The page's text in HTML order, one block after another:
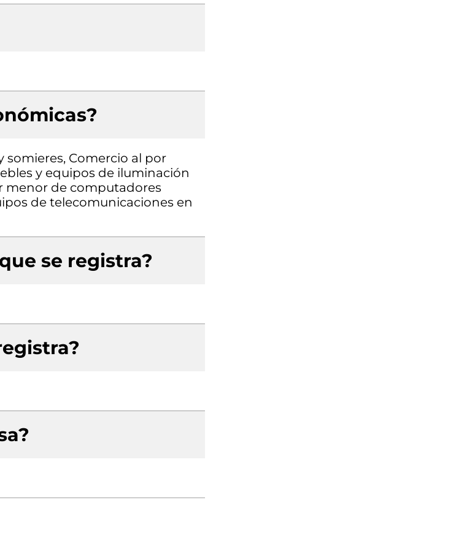
somieres, Comercio al por
y equipos de iluminación
menor de computadores
de telecomunicaciones en
se registra?